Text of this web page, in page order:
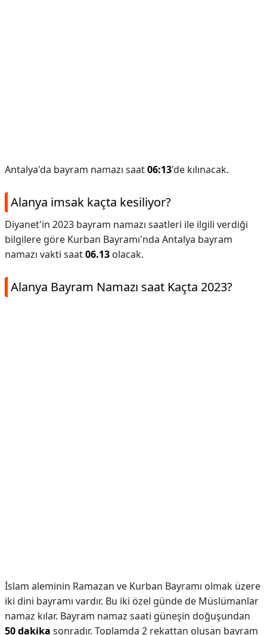
Antalya'da bayram namazı saat06:13'de kılınacak.
Alanya imsak kaçta kesiliyor?
Diyanet'in 2023 bayram namazı saatleri ile ilgili verdiği
bilgilere göre Kurban Bayramı'nda Antalya bayram
namazı vakti saat06.13 olacak.
Alanya Bayram Namazı saat Kaçta 2023?
İslam aleminin Ramazan ve Kurban Bayramı olmak üzere
iki dini bayramı vardır. Bu iki özel günde de Müslümanlar
namaz kılar. Bayram namaz saati güneşin doğuşundan
50 dakika sonradır. Toplamda 2 rekattan oluşan bayram